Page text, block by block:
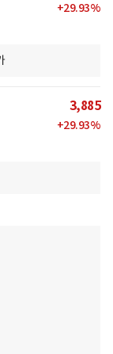
+29.93%
3,885
+29.93%